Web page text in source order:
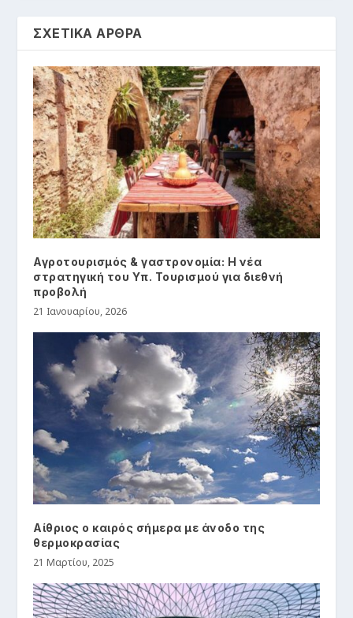
ΣΧΕΤΙΚΑ ΑΡΘΡΑ
Αγροτουρισμός & γαστρονομία: Η νέα
στρατηγική του Υπ. Τουρισμού για διεθνή
προβολή
21 Ιανουαρίου, 2026
Αίθριος ο καιρός σήμερα με άνοδο της
θερμοκρασίας
21 Μαρτίου, 2025